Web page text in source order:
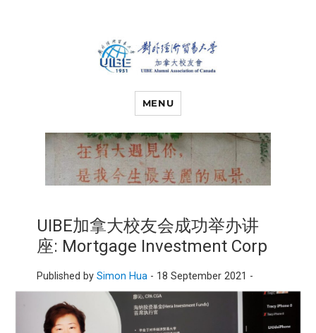
对外经济贸易
大学加拿大校
友会
MENU
UIBE加拿大校友会成功举办讲
座: Mortgage Investment Corp
Published by Simon Hua- 18 September 2021 -